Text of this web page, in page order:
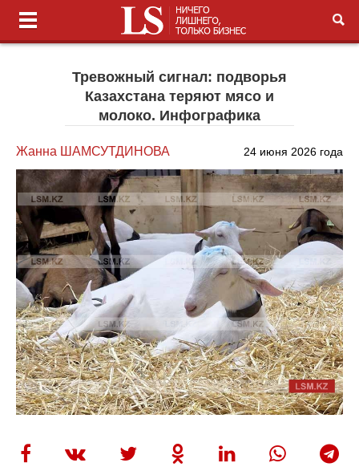
Тревожный сигнал: подворья
Казахстана теряют мясо и
молоко. Инфографика
Жанна ШАМСУТДИНОВА 24 июня 2026 года